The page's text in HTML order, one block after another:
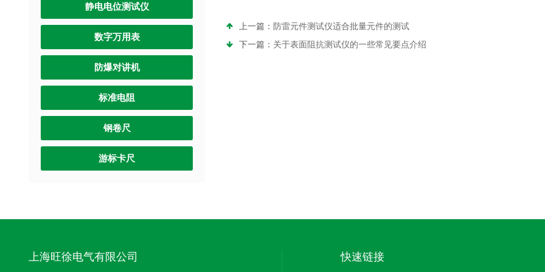
静电电位测试仪
数字万用表
防爆对讲机
标准电阻
钢卷尺
游标卡尺
上一篇： 防雷元件测试仪适合批量元件的测试
下一篇： 关于表面阻抗测试仪的一些常见要点介绍
上海旺徐电气有限公司 快速链接